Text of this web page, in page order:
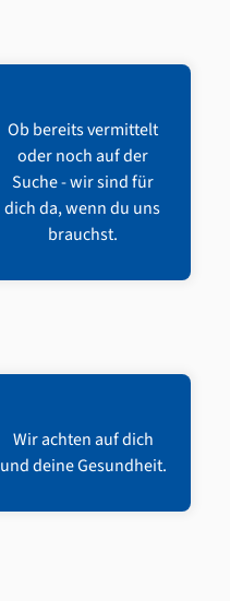
Ob bereits vermittelt
oder noch auf der
Suche - wir sind für
dich da, wenn du uns
brauchst.
Wir achten auf dich
und deine Gesundheit.